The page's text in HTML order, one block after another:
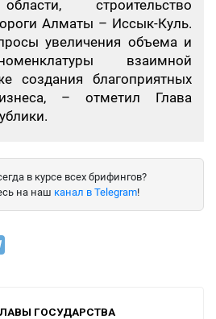
строительство
Алматы – Иссык-Куль.
увеличения объема и
взаимной
создания благоприятных
– отметил Глава
в курсе всех брифингов?
на наш канал в Telegram!
ГОСУДАРСТВА